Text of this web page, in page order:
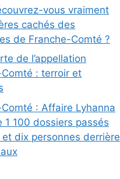
vous vraiment
cachés des
de Franche-Comté ?
de l’appellation
: terroir et
: Affaire Lyhanna
1 100 dossiers passés
dix personnes derrière